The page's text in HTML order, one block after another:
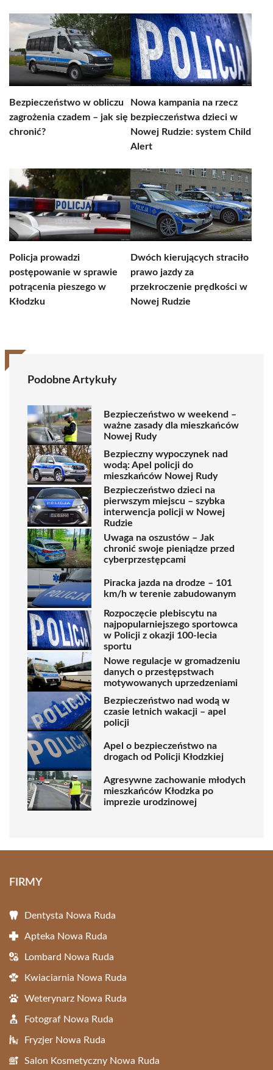
Bezpieczeństwo w obliczu
zagrożenia czadem – jak się
chronić?
Nowa kampania na rzecz
bezpieczeństwa dzieci w
Nowej Rudzie: system Child
Alert
Policja prowadzi
postępowanie w sprawie
potrącenia pieszego w
Kłodzku
Dwóch kierujących straciło
prawo jazdy za
przekroczenie prędkości w
Nowej Rudzie
Podobne Artykuły
Bezpieczeństwo w weekend –
ważne zasady dla mieszkańców
Nowej Rudy
Bezpieczny wypoczynek nad
wodą: Apel policji do
mieszkańców Nowej Rudy
Bezpieczeństwo dzieci na
pierwszym miejscu – szybka
interwencja policji w Nowej
Rudzie
Uwaga na oszustów – Jak
chronić swoje pieniądze przed
cyberprzestępcami
Piracka jazda na drodze – 101
km/h w terenie zabudowanym
Rozpoczęcie plebiscytu na
najpopularniejszego sportowca
w Policji z okazji 100-lecia
sportu
Nowe regulacje w gromadzeniu
danych o przestępstwach
motywowanych uprzedzeniami
Bezpieczeństwo nad wodą w
czasie letnich wakacji – apel
policji
Apel o bezpieczeństwo na
drogach od Policji Kłodzkiej
Agresywne zachowanie młodych
mieszkańców Kłodzka po
imprezie urodzinowej
FIRMY
Dentysta Nowa Ruda
Apteka Nowa Ruda
Lombard Nowa Ruda
Kwiaciarnia Nowa Ruda
Weterynarz Nowa Ruda
Fotograf Nowa Ruda
Fryzjer Nowa Ruda
Salon Kosmetyczny Nowa Ruda